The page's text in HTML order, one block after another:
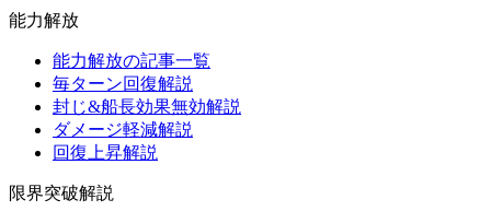
能力解放
能力解放の記事一覧
毎ターン回復解説
封じ&船長効果無効解説
ダメージ軽減解説
回復上昇解説
限界突破解説